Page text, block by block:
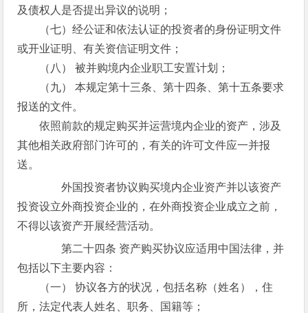
及债权人是否提出异议的说明；
（七）经公证和依法认证的投资者的身份证明文件
或开业证明、有关资信证明文件；
（八） 被并购境内企业职工安置计划；
（九） 本规定第十三条、第十四条、第十五条要求
报送的文件。
依照前款的规定购买并运营境内企业的资产，涉及
其他相关政府部门许可的，有关的许可文件应一并报
送。
外国投资者协议购买境内企业资产并以该资产
投资设立外商投资企业的，在外商投资企业成立之前，
不得以该资产开展经营活动。
第二十四条 资产购买协议应适用中国法律，并
包括以下主要内容：
（一） 协议各方的状况，包括名称（姓名），住
所，法定代表人姓名、职务、国籍等；